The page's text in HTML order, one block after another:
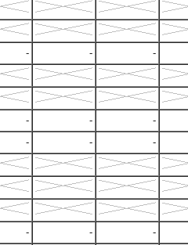
- -
-
- -
-
- -
-
- - -